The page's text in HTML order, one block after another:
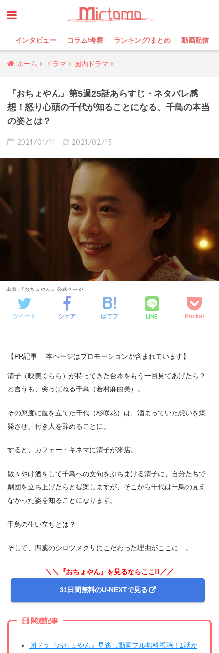
インタビュー コラム/考察 ランキング/まとめ 動画配信
ホーム ドラマ 国内ドラマ
『おちょやん』第5週25話あらすじ・ネタバレ感
想！怒り心頭の千代が知ることになる、千鳥の本当
の姿とは？
2021/01/11 2021/02/15
出典:『おちょやん』公式ページ
ツイート シェア はてブ LINE Pocket
【PR記事 本ページはプロモーションが含まれています】
清子（映美くらら）が持ってきた台本をもう一回見てあげたら？
と言うも、突っぱねる千鳥（若村麻由美）。
その態度に腹を立てた千代（杉咲花）は、溜まっていた想いを爆
発させ、付き人を辞めることに。
すると、カフェー・キネマに清子が来店。
散々やけ酒をして千鳥への文句をぶちまける清子に、自分たちで
劇団を立ち上げたらと提案しますが、そこから千代は千鳥の見え
なかった姿を知ることになります。
千鳥の生い立ちとは？
そして、四葉のシロツメクサにこだわった理由がここに…。
＼＼『おちょやん』を見るならここ!!／／
31日間無料のU-NEXTで見る
関連記事
朝ドラ『おちょやん』見逃し動画フル無料視聴！1話か